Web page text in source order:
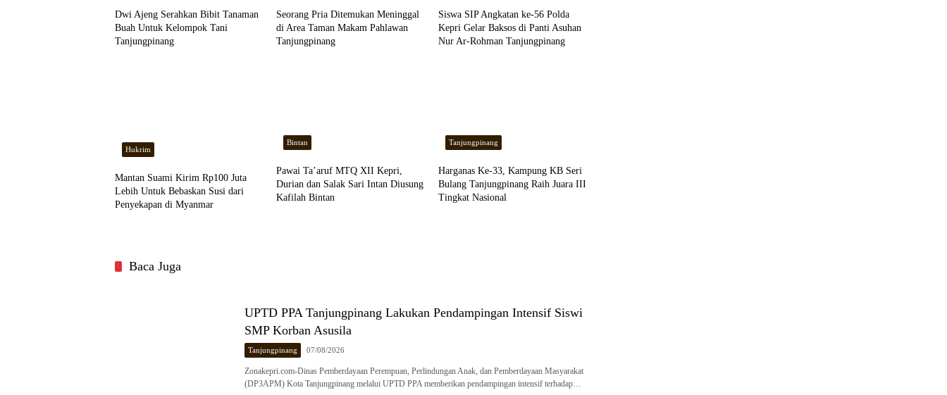
Dwi Ajeng Serahkan Bibit Tanaman
Buah Untuk Kelompok Tani
Tanjungpinang
Seorang Pria Ditemukan Meninggal
di Area Taman Makam Pahlawan
Tanjungpinang
Siswa SIP Angkatan ke-56 Polda
Kepri Gelar Baksos di Panti Asuhan
Nur Ar-Rohman Tanjungpinang
Hukrim
Mantan Suami Kirim Rp100 Juta
Lebih Untuk Bebaskan Susi dari
Penyekapan di Myanmar
Bintan
Pawai Ta’aruf MTQ XII Kepri,
Durian dan Salak Sari Intan Diusung
Kafilah Bintan
Tanjungpinang
Harganas Ke-33, Kampung KB Seri
Bulang Tanjungpinang Raih Juara III
Tingkat Nasional
Baca Juga
UPTD PPA Tanjungpinang Lakukan Pendampingan Intensif Siswi
SMP Korban Asusila
Tanjungpinang 07/08/2026
Zonakepri.com-Dinas Pemberdayaan Perempuan, Perlindungan Anak, dan Pemberdayaan Masyarakat
(DP3APM) Kota Tanjungpinang melalui UPTD PPA memberikan pendampingan intensif terhadap…